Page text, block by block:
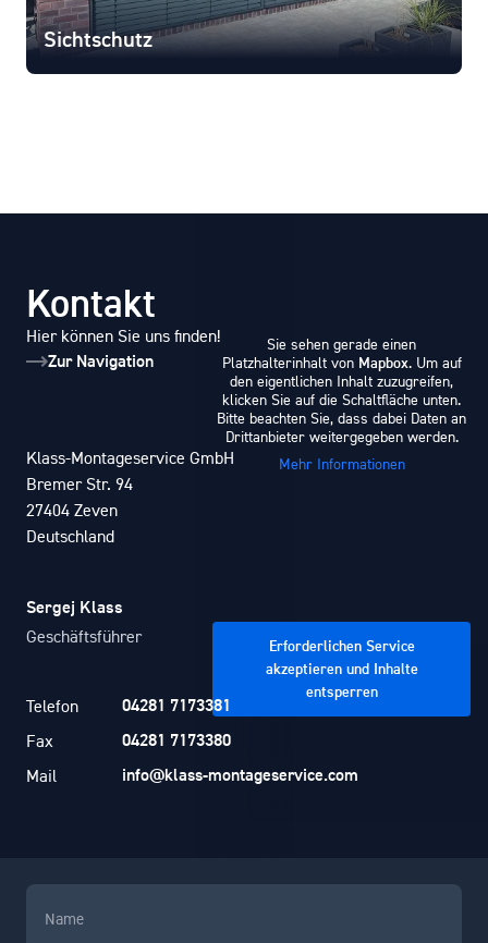
Sichtschutz
Sie sehen gerade einen
Platzhalterinhalt von Mapbox. Um auf
den eigentlichen Inhalt zuzugreifen,
klicken Sie auf die Schaltfläche unten.
Bitte beachten Sie, dass dabei Daten an
Drittanbieter weitergegeben werden.
Mehr Informationen
Erforderlichen Service
akzeptieren und Inhalte
entsperren
Kontakt
Hier können Sie uns finden!
Zur Navigation
Klass-Montageservice GmbH
Bremer Str. 94
27404 Zeven
Deutschland
Sergej Klass
Geschäftsführer
Telefon 04281 7173381
Fax 04281 7173380
Mail info@klass-montageservice.com
Name
(erforderlich)